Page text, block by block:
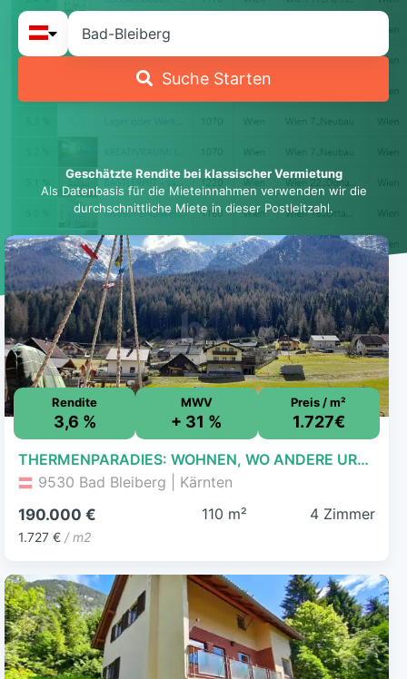
Suche Starten
Geschätzte Rendite bei klassischer Vermietung
Als Datenbasis für die Mieteinnahmen verwenden wir die
durchschnittliche Miete in dieser Postleitzahl.
Rendite
3,6 %
MWV
+ 31 %
Preis / m²
1.727€
THERMENPARADIES: WOHNEN, WO ANDERE URLAUB MACHEN
9530 Bad Bleiberg | Kärnten
190.000 €
1.727 € / m2
110 m² 4 Zimmer